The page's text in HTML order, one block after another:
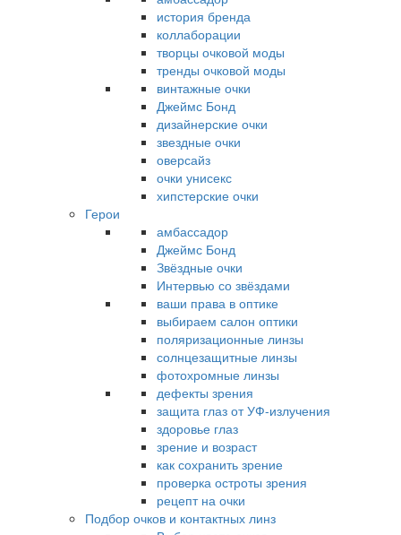
история бренда
коллаборации
творцы очковой моды
тренды очковой моды
винтажные очки
Джеймс Бонд
дизайнерские очки
звездные очки
оверсайз
очки унисекс
хипстерские очки
Герои
амбассадор
Джеймс Бонд
Звёздные очки
Интервью со звёздами
ваши права в оптике
выбираем салон оптики
поляризационные линзы
солнцезащитные линзы
фотохромные линзы
дефекты зрения
защита глаз от УФ-излучения
здоровье глаз
зрение и возраст
как сохранить зрение
проверка остроты зрения
рецепт на очки
Подбор очков и контактных линз